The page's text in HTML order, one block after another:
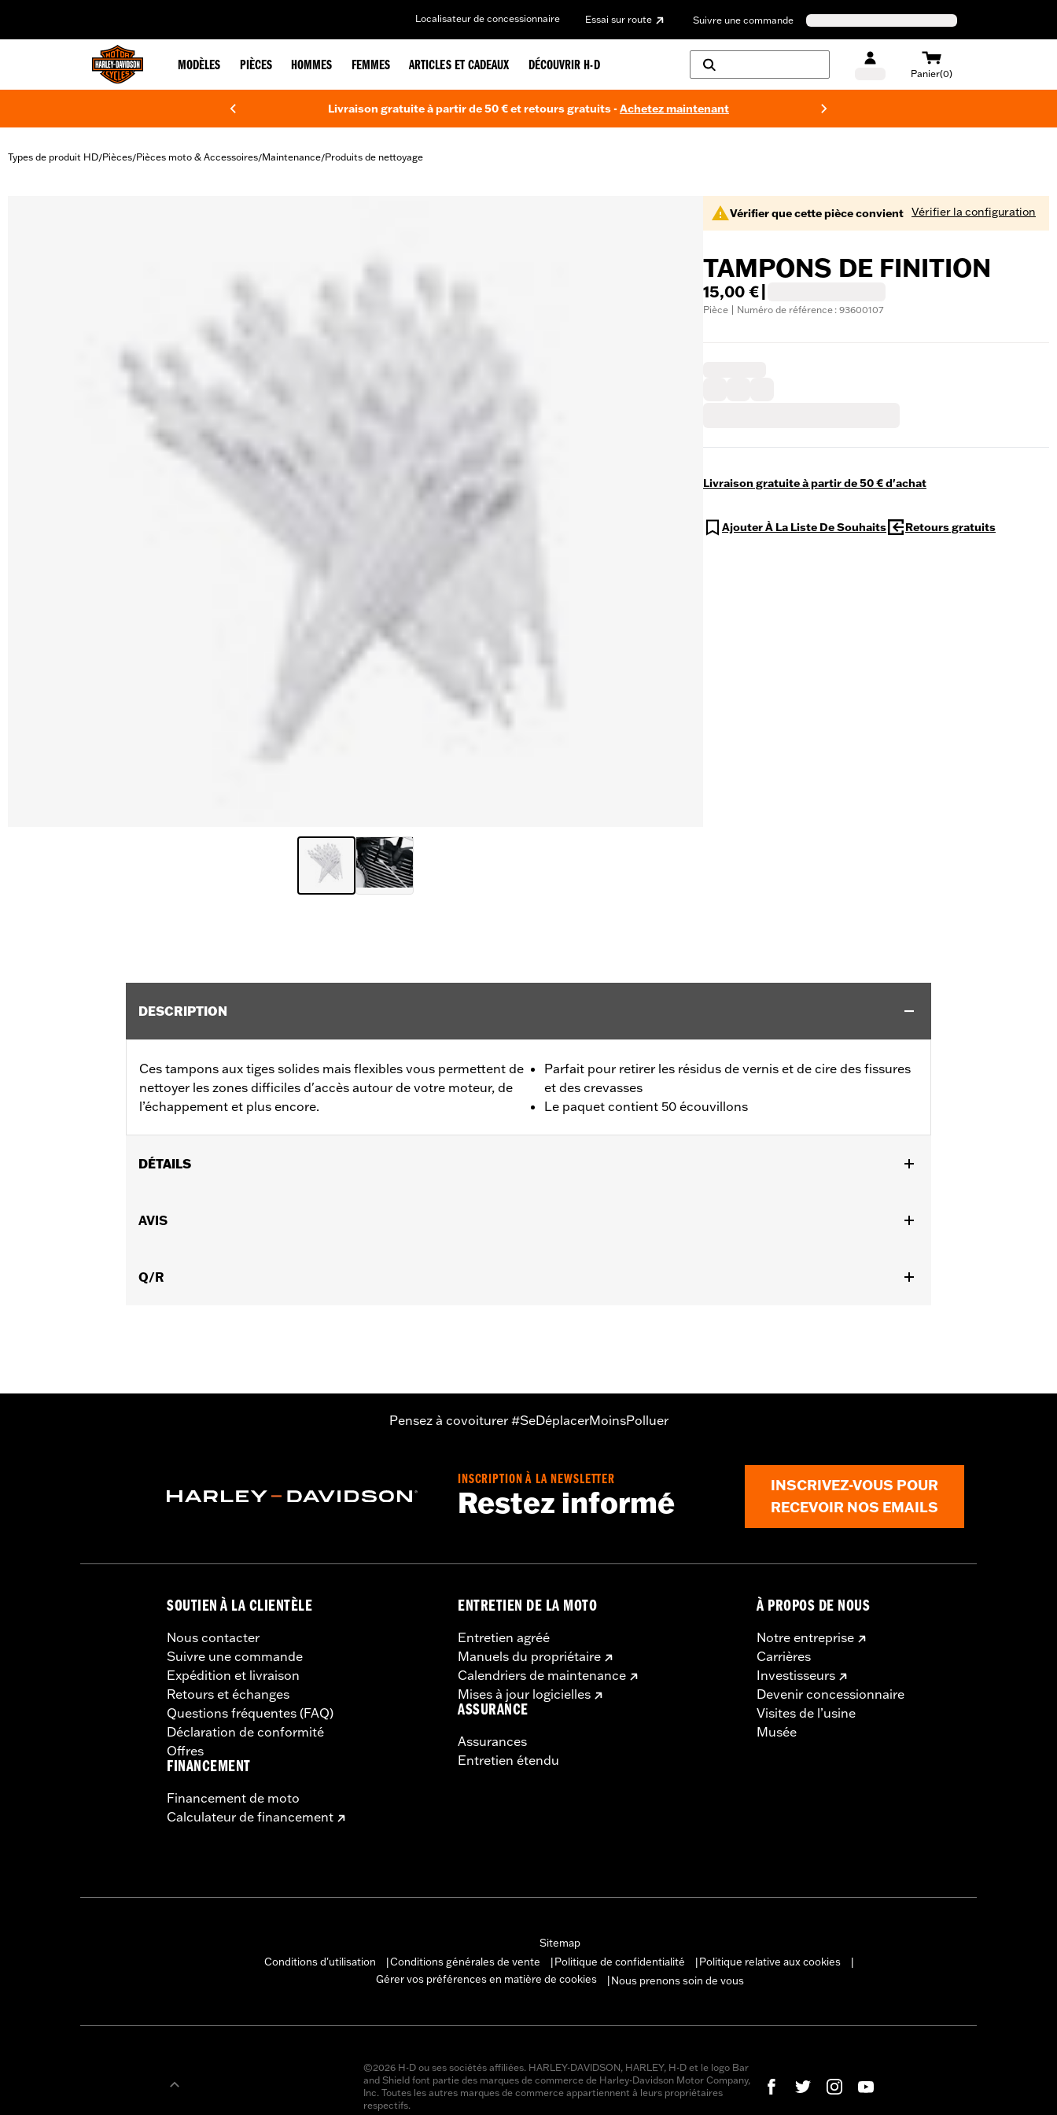
Localisateur de concessionnaire Essai sur route Suivre une commande
MODÈLES PIÈCES HOMMES FEMMES ARTICLES ET CADEAUX DÉCOUVRIR H-D
Panier(0)
Livraison gratuite à partir de 50 € et retours gratuits -Achetez maintenant
Types de produit HD/Pièces/Pièces moto & Accessoires/Maintenance/Produits de nettoyage
Vérifier que cette pièce convient Vérifier la configuration
TAMPONS DE FINITION
15,00 €
Pièce | Numéro de référence : 93600107
Livraison gratuite à partir de 50 € d'achat
Ajouter À La Liste De Souhaits Retours gratuits
DESCRIPTION
Ces tampons aux tiges solides mais flexibles vous permettent de
nettoyer les zones difficiles d'accès autour de votre moteur, de
l’échappement et plus encore.
Parfait pour retirer les résidus de vernis et de cire des fissures
et des crevasses
Le paquet contient 50 écouvillons
DÉTAILS
Usage recommandé:
AVIS
Q/R
Pensez à covoiturer #SeDéplacerMoinsPolluer
INSCRIPTION À LA NEWSLETTER
Restez informé
INSCRIVEZ-VOUS POUR
RECEVOIR NOS EMAILS
SOUTIEN À LA CLIENTÈLE
Nous contacter
Suivre une commande
Expédition et livraison
Retours et échanges
Questions fréquentes (FAQ)
Déclaration de conformité
Offres
FINANCEMENT
Financement de moto
Calculateur de financement
ENTRETIEN DE LA MOTO
Entretien agréé
Manuels du propriétaire
Calendriers de maintenance
Mises à jour logicielles
ASSURANCE
Assurances
Entretien étendu
À PROPOS DE NOUS
Notre entreprise
Carrières
Investisseurs
Devenir concessionnaire
Visites de l’usine
Musée
Sitemap
Conditions d'utilisation
Conditions générales de vente Politique de confidentialité Politique relative aux cookies
Gérer vos préférences en matière de cookies
Nous prenons soin de vous
©2026 H-D ou ses sociétés affiliées. HARLEY-DAVIDSON, HARLEY, H-D et le logo Bar
and Shield font partie des marques de commerce de Harley-Davidson Motor Company,
Inc. Toutes les autres marques de commerce appartiennent à leurs propriétaires
respectifs.